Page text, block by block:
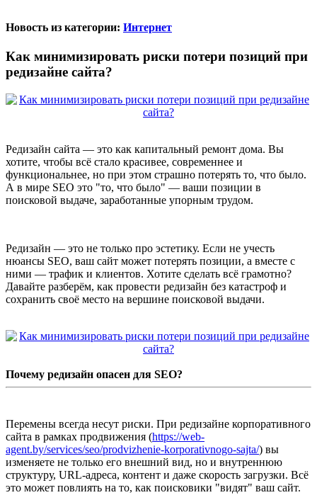
Новость из категории: Интернет
Как минимизировать риски потери позиций при
редизайне сайта?
Редизайн сайта — это как капитальный ремонт дома. Вы
хотите, чтобы всё стало красивее, современнее и
функциональнее, но при этом страшно потерять то, что было.
А в мире SEO это "то, что было" — ваши позиции в
поисковой выдаче, заработанные упорным трудом.
Редизайн — это не только про эстетику. Если не учесть
нюансы SEO, ваш сайт может потерять позиции, а вместе с
ними — трафик и клиентов. Хотите сделать всё грамотно?
Давайте разберём, как провести редизайн без катастроф и
сохранить своё место на вершине поисковой выдачи.
Почему редизайн опасен для SEO?
Перемены всегда несут риски. При редизайне корпоративного
сайта в рамках продвижения (https://web-
agent.by/services/seo/prodvizhenie-korporativnogo-sajta/) вы
изменяете не только его внешний вид, но и внутреннюю
структуру, URL-адреса, контент и даже скорость загрузки. Всё
это может повлиять на то, как поисковики "видят" ваш сайт.